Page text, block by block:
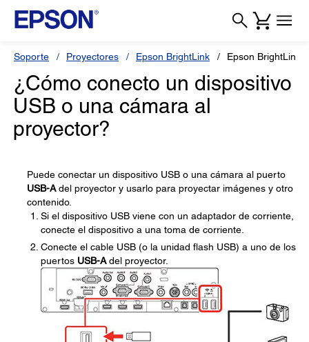
Soporte Proyectores Epson BrightLink Epson BrightLink
¿Cómo conecto un dispositivo
USB o una cámara al
proyector?
Puede conectar un dispositivo USB o una cámara al puerto
USB-Adel proyector y usarlo para proyectar imágenes y otro
contenido.
Si el dispositivo USB viene con un adaptador de corriente,
conecte el dispositivo a una toma de corriente.
Conecte el cable USB (o la unidad flash USB) a uno de los
puertos USB-Adel proyector.